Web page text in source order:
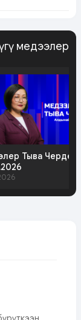
медээлер
Тыва Черде